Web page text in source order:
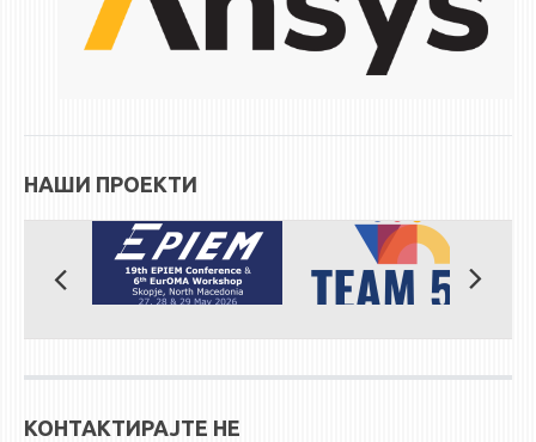
ЕКВИВАЛЕНЦИИ ОД СТАРИ СТУДИСКИ ПРОГРАМИ
СТУДЕНТСКА СЛУЖБА
БИБЛИОТЕКА
ДА ВИНЧИ МАГАЗИН
СТИПЕНДИИ/ПРАКСИ
НАШИ ПРОЕКТИ
КОНТАКТИРАЈТЕ НЕ